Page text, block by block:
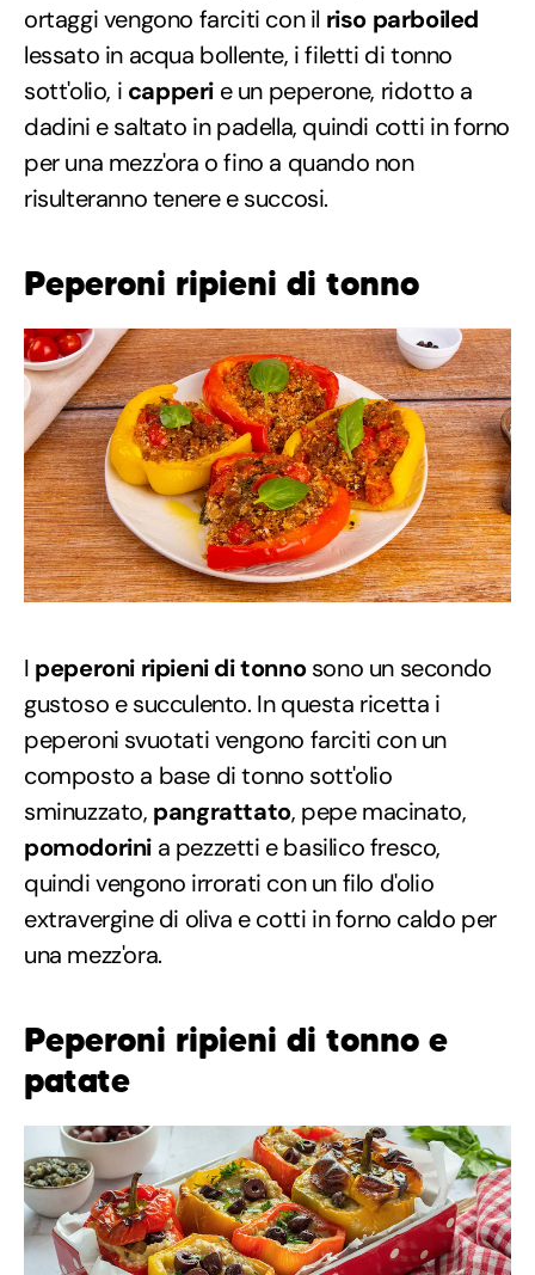
ortaggi vengono farciti con il riso parboiled
lessato in acqua bollente, i filetti di tonno
sott'olio, i capperi e un peperone, ridotto a
dadini e saltato in padella, quindi cotti in forno
per una mezz'ora o fino a quando non
risulteranno tenere e succosi.
Peperoni ripieni di tonno
I peperoni ripieni di tonnosono un secondo
gustoso e succulento. In questa ricetta i
peperoni svuotati vengono farciti con un
composto a base di tonno sott'olio
sminuzzato, pangrattato, pepe macinato,
pomodorini a pezzetti e basilico fresco,
quindi vengono irrorati con un filo d'olio
extravergine di oliva e cotti in forno caldo per
una mezz'ora.
Peperoni ripieni di tonno e
patate